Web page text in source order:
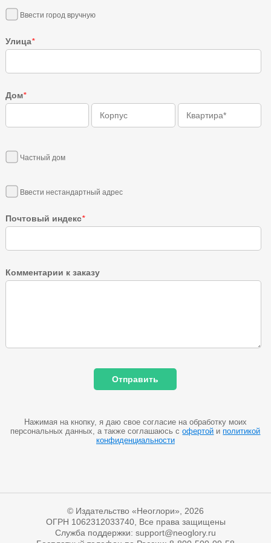
Ввести город вручную
Улица*
Дом*
Частный дом
Ввести нестандартный адрес
Почтовый индекс*
Комментарии к заказу
Нажимая на кнопку, я даю свое согласие на обработку моих
персональных данных, а также соглашаюсь софертой иполитикой
конфиденциальности
© Издательство «Неоглори», 2026
ОГРН 1062312033740, Все права защищены
Служба поддержки: support@neoglory.ru